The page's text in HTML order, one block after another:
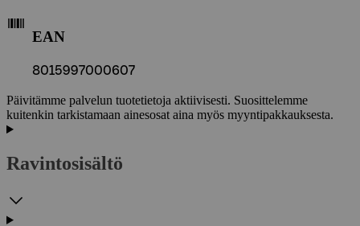
EAN
8015997000607
Päivitämme palvelun tuotetietoja aktiivisesti. Suosittelemme
kuitenkin tarkistamaan ainesosat aina myös myyntipakkauksesta.
Ravintosisältö